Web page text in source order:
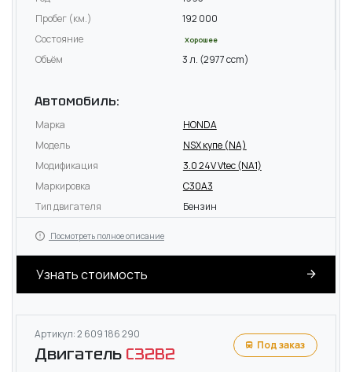
Пробег (км.)
192 000
Состояние
Хорошее
Объём 3 л. (2977 ccm)
Автомобиль:
Марка
HONDA
Модель
NSX купе (NA)
Модификация
3.0 24V Vtec (NA1)
Маркировка
C30A3
Тип двигателя
Бензин
Посмотреть полное описание
Узнать стоимость
Артикул: 2 609 186 290
Двигатель C32B2 Под заказ